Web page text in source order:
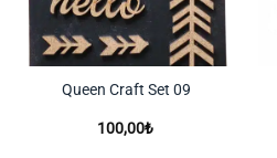
Queen Craft Set 09
100,00₺